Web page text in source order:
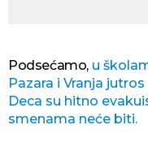
Podsećamo, u
Pazara i Vranja
Deca su hitno
smenama neće biti.